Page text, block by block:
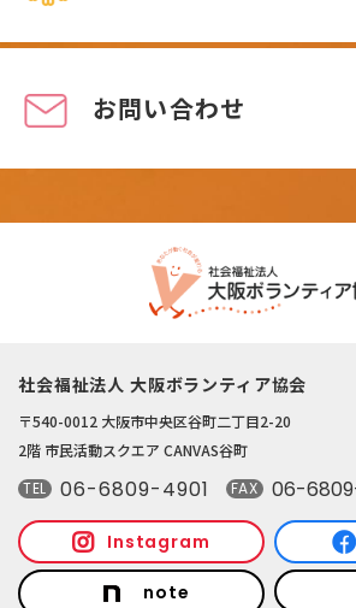
お問い合わせ
社会福祉法人 大阪ボランティア協会
〒540-0012 大阪市中央区谷町二丁目2-20
2階 市民活動スクエア CANVAS谷町
TEL 06-6809-4901 FAX 06-
Instagram
note